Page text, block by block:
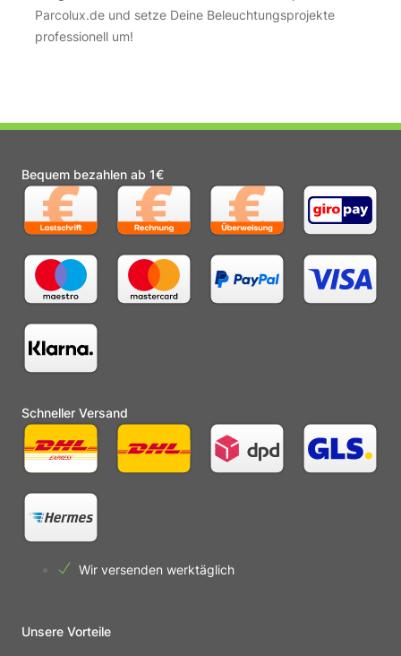
Parcolux.de und setze Deine Beleuchtungsprojekte
professionell um!
Bequem bezahlen ab 1€
Schneller Versand
Wir versenden werktäglich
Unsere Vorteile